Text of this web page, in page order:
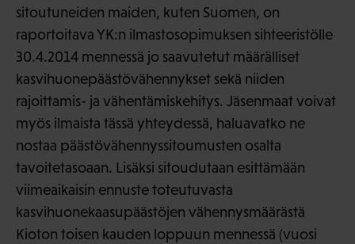
sitoutuneiden maiden, kuten Suomen, on
raportoitava YK:n ilmastosopimuksen sihteeristölle
30.4.2014 mennessä jo saavutetut määrälliset
kasvihuonepäästövähennykset sekä niiden
rajoittamis- ja vähentämiskehitys. Jäsenmaat voivat
myös ilmaista tässä yhteydessä, haluavatko ne
nostaa päästövähennyssitoumusten osalta
tavoitetasoaan. Lisäksi sitoudutaan esittämään
viimeaikaisin ennuste toteutuvasta
kasvihuonekaasupäästöjen vähennysmäärästä
Kioton toisen kauden loppuun mennessä (vuosi